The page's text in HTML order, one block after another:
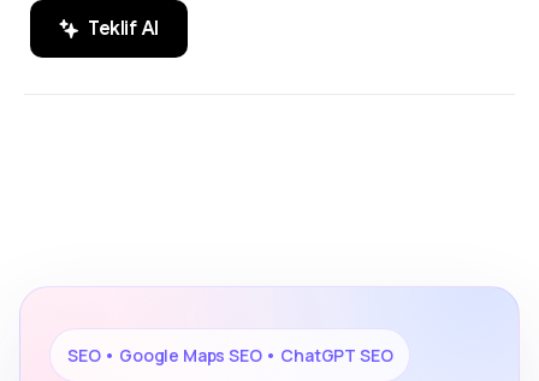
Teklif Al
SEO • Google Maps SEO • ChatGPT SEO